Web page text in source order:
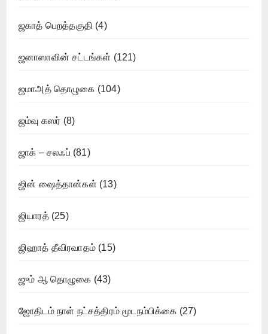
ஜகாத் பெறத்தகுதி (4)
ஜனாஸாவின் சட்டங்கள் (121)
ஜமாஅத் தொழுகை (104)
ஜம்வு கஸர் (8)
ஜாக் – சலஃப் (81)
ஜின் ஷைத்தான்கள் (13)
ஜியாரத்(25)
ஜிஹாத் தீவிரவாதம் (15)
ஜும் ஆ தொழுகை (43)
ஜோதிடம் நாள் நட்சத்திரம் மூடநம்பிக்கை (27)